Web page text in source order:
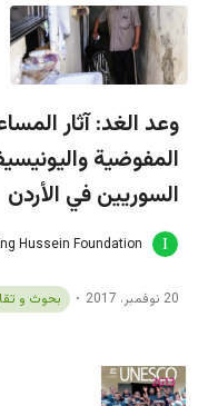
وعد الغد: آثار
المفوضية
السوريين في الأردن
Hussein Foundation
20 نوفمبر، 2017 بحوث و